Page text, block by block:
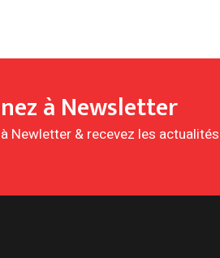
à Newsletter
Newletter & recevez les